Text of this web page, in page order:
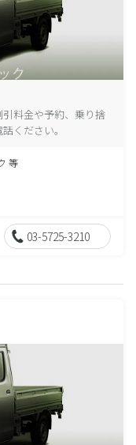
料金や予約、乗り捨
ください。
等
03-5725-3210